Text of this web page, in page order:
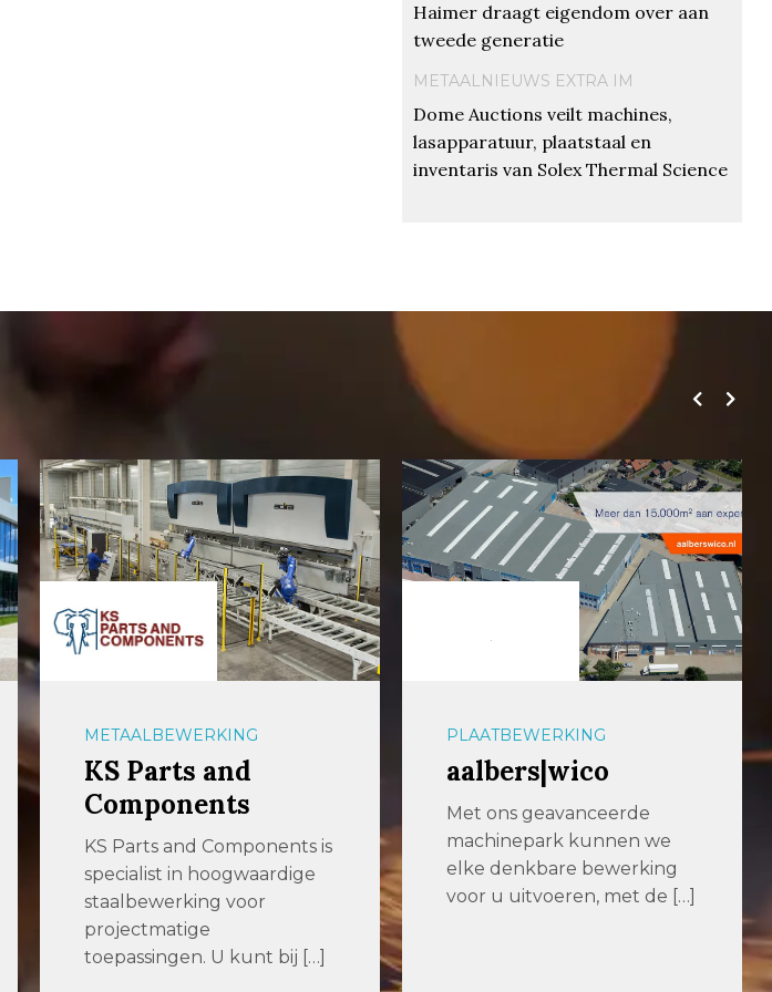
Haimer draagt eigendom over aan
tweede generatie
METAALNIEUWS EXTRA IM
Dome Auctions veilt machines,
lasapparatuur, plaatstaal en
inventaris van Solex Thermal Science
METAALBEWERKING
KS Parts and
Components
KS Parts and Components is
specialist in hoogwaardige
staalbewerking voor
projectmatige
toepassingen. U kunt bij […]
PLAATBEWERKING
aalbers|wico
Met ons geavanceerde
machinepark kunnen we
elke denkbare bewerking
voor u uitvoeren, met de […]